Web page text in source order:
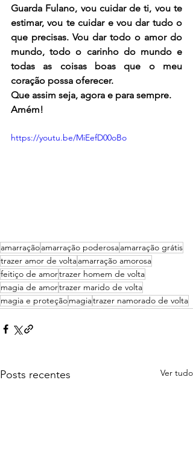
Guarda Fulano, vou cuidar de ti, vou te
estimar, vou te cuidar e vou dar tudo o
que precisas. Vou dar todo o amor do
mundo, todo o carinho do mundo e
todas as coisas boas que o meu
coração possa oferecer.
Que assim seja, agora e para sempre.
Amém!
https://youtu.be/MiEefD00oBo
amarraçãoamarração poderosaamarração grátis
trazer amor de voltaamarração amorosa
feitiço de amortrazer homem de volta
magia de amortrazer marido de volta
magia e proteçãomagiatrazer namorado de volta
Posts recentes Ver tudo